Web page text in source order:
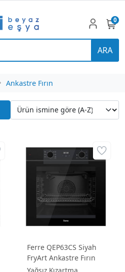
ARA
0
Ankastre Fırın
Ferre QEP63CS Siyah
FryArt Ankastre Fırın